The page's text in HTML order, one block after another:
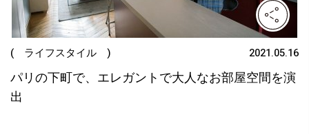
( ライフスタイル ) 2021.05.16
パリの下町で、エレガントで大人なお部屋空間を演
出